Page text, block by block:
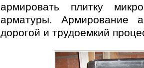
армировать плитку
арматуры. Армирование
дорогой и трудоемкий